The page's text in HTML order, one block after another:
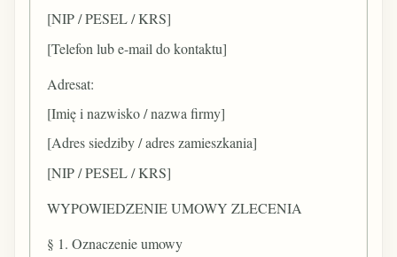
[NIP / PESEL / KRS]
[Telefon lub e-mail do kontaktu]
Adresat:
[Imię i nazwisko / nazwa firmy]
[Adres siedziby / adres zamieszkania]
[NIP / PESEL / KRS]
WYPOWIEDZENIE UMOWY ZLECENIA
§ 1. Oznaczenie umowy